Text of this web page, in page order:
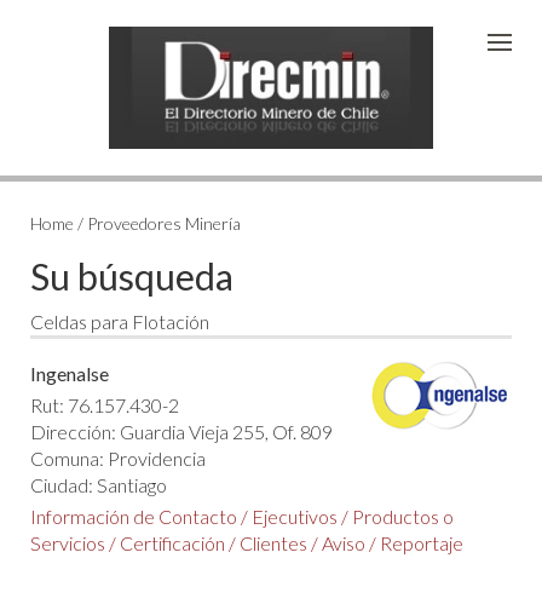
Home / Proveedores Minería
Su búsqueda
Celdas para Flotación
Ingenalse
Rut: 76.157.430-2
Dirección: Guardia Vieja 255, Of. 809
Comuna: Providencia
Ciudad: Santiago
Información de Contacto / Ejecutivos / Productos o
Servicios / Certificación / Clientes /Aviso / Reportaje